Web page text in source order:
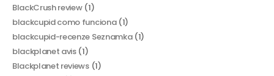
BlackCrush review(1)
blackcupid como funciona(1)
blackcupid-recenze Seznamka(1)
blackplanet avis(1)
Blackplanet reviews(1)